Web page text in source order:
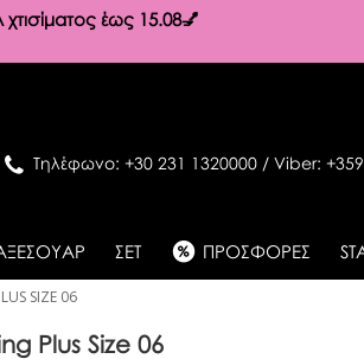
χτισίματος έως 15.08💅
Τηλέφωνο: +30 231 1320000 / Viber:
ΣΕΤ ΠΡΟΣΦΟΡΕΣ
SIZE 06
Plus Size 06